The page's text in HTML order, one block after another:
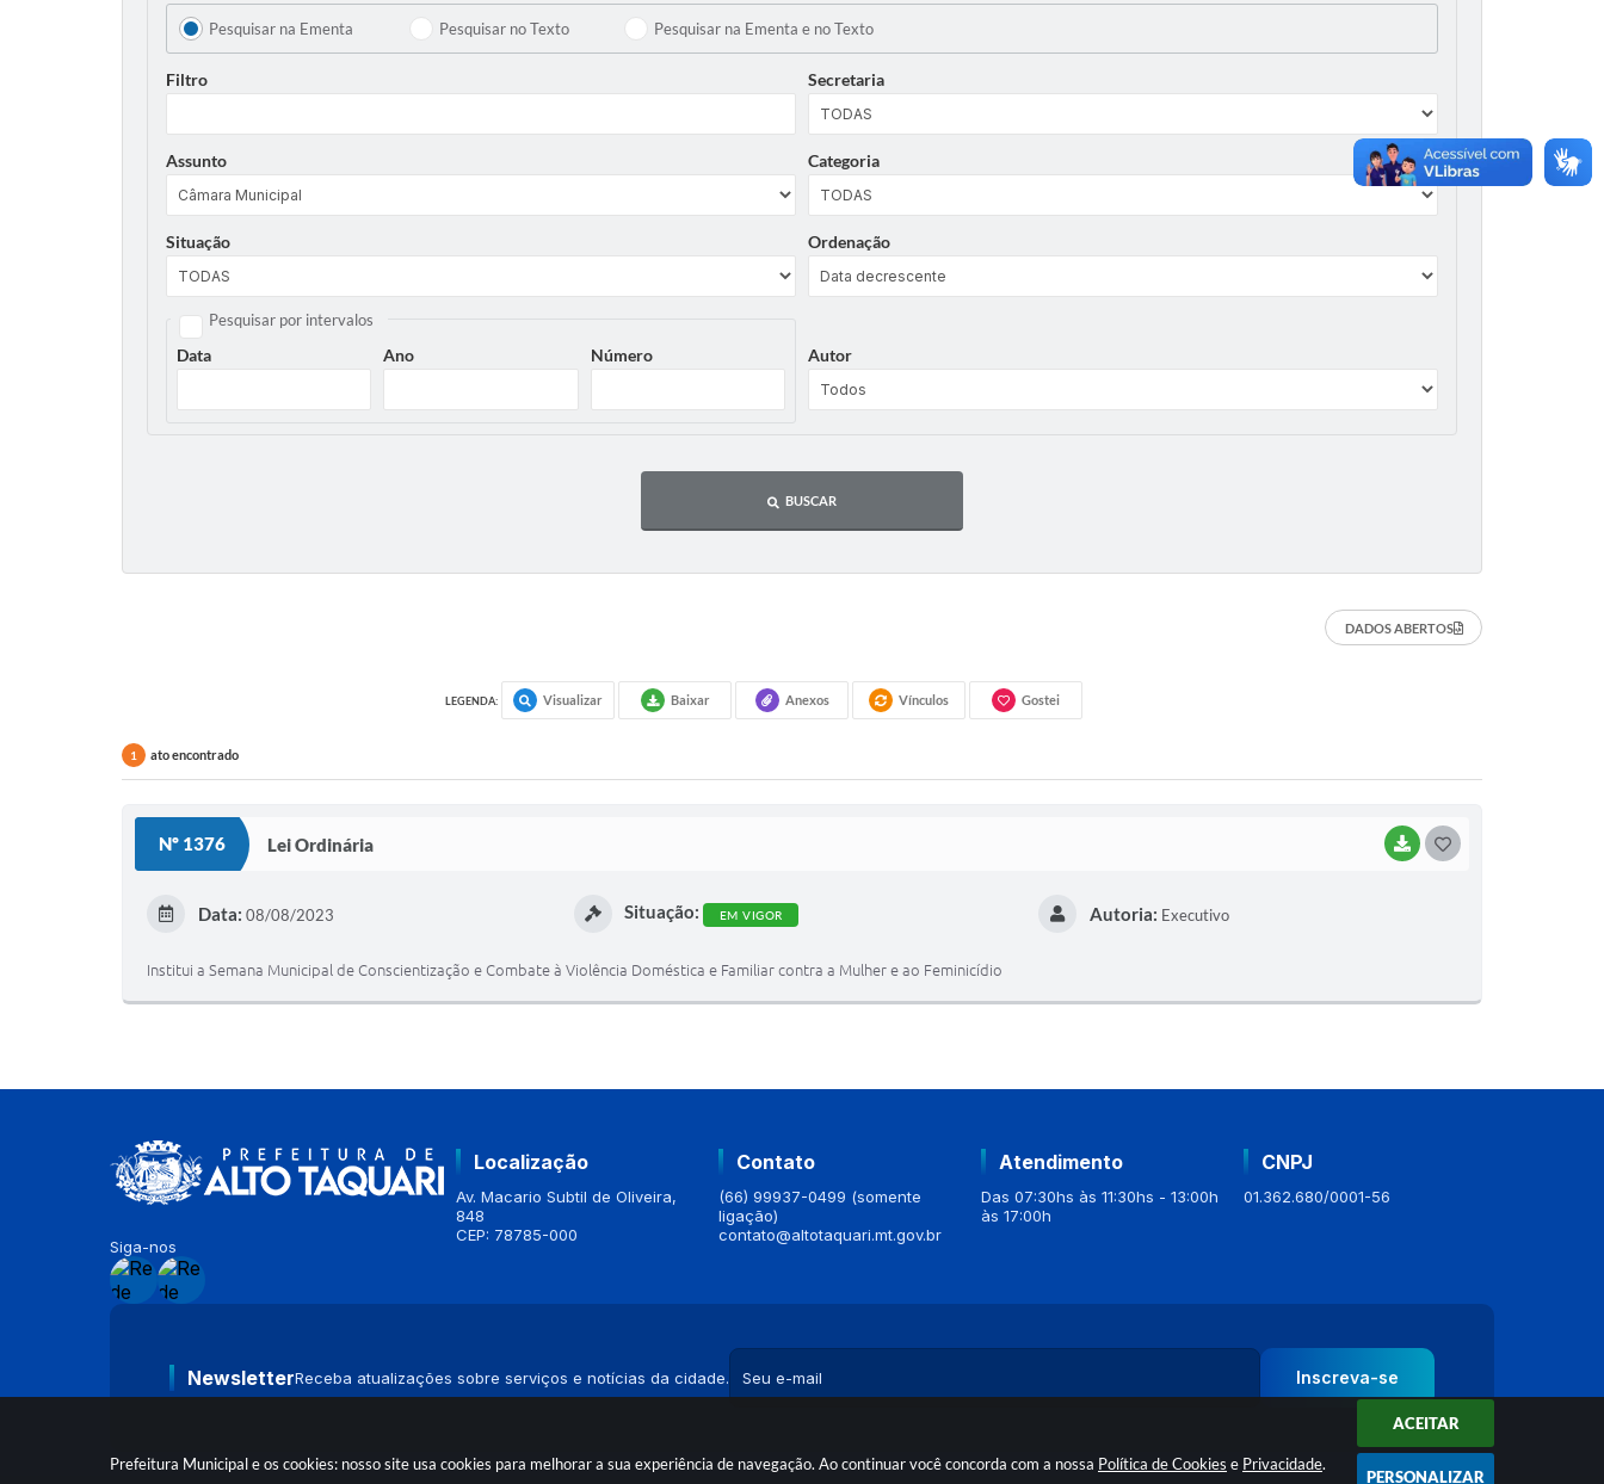
Prefeitura Municipal e os cookies: nosso site usa cookies para melhorar a sua experiência de navegação. Ao continuar você concorda com a nossa Política de Cookies e Privacidade.
ACEITAR
PERSONALIZAR
Pesquisar na Ementa Pesquisar no Texto Pesquisar na Ementa e no Texto
Filtro Secretaria
Assunto Categoria
Situação Ordenação
Pesquisar por intervalos
Data Ano Número Autor
BUSCAR
DADOS ABERTOS
LEGENDA: Visualizar Baixar Anexos Vínculos Gostei
1 ato encontrado
Nº 1376 Lei Ordinária BAIXAR
Data: 08/08/2023 Situação: EM VIGOR Autoria: Executivo
Institui a Semana Municipal de Conscientização e Combate à Violência Doméstica e Familiar contra a Mulher e ao Feminicídio
Siga-nos
Localização
Av. Macario Subtil de Oliveira,
848
CEP: 78785-000
Contato
(66) 99937-0499 (somente
ligação)
contato@altotaquari.mt.gov.br
Atendimento
Das 07:30hs às 11:30hs - 13:00h
às 17:00h
CNPJ
01.362.680/0001-56
NewsletterReceba atualizações sobre serviços e notícias da cidade. Inscreva-se